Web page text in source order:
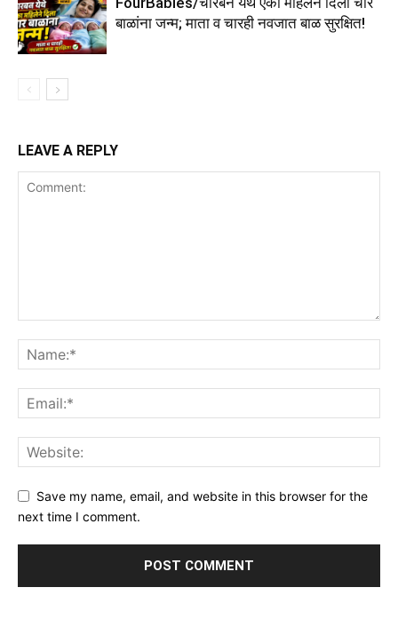
बाळांना जन्म; माता व चारही नवजात बाळ सुरक्षित!
LEAVE A REPLY
Save my name, email, and website in this browser for the
next time I comment.